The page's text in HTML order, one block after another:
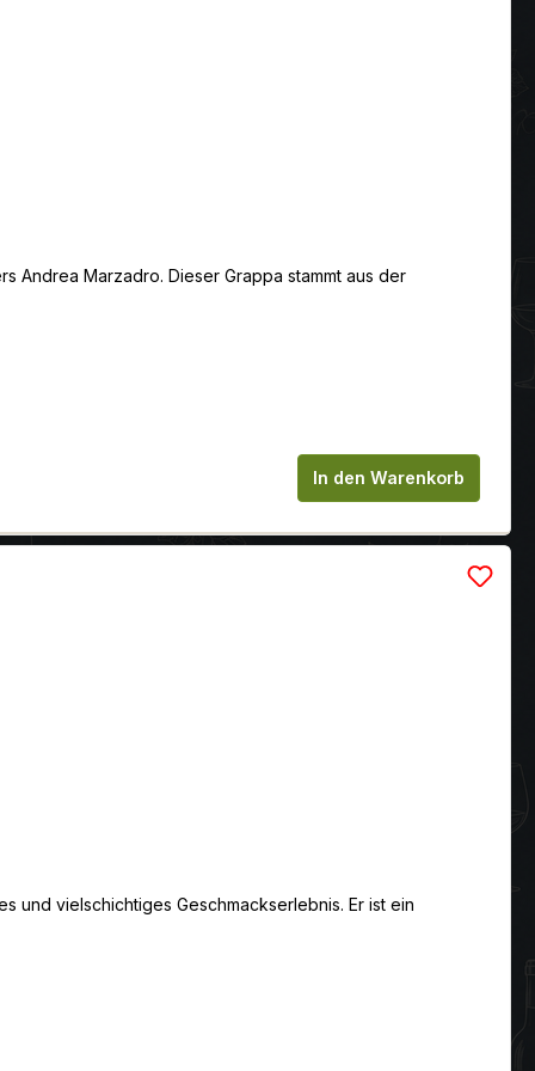
Andrea Marzadro. Dieser Grappa stammt aus der
um die Anzahl zu erhöhen oder
In den Warenkorb
und vielschichtiges Geschmackserlebnis. Er ist ein